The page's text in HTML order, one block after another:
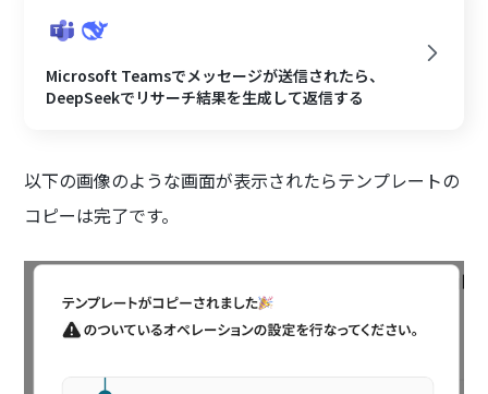
Microsoft Teamsでメッセージが送信されたら、
DeepSeekでリサーチ結果を生成して返信する
以下の画像のような画面が表示されたらテンプレートの
コピーは完了です。